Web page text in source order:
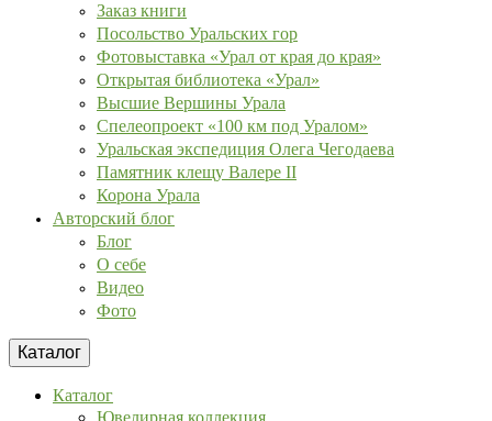
Заказ книги
Посольство Уральских гор
Фотовыставка «Урал от края до края»
Открытая библиотека «Урал»
Высшие Вершины Урала
Спелеопроект «100 км под Уралом»
Уральская экспедиция Олега Чегодаева
Памятник клещу Валере II
Корона Урала
Авторский блог
Блог
О себе
Видео
Фото
Каталог
Каталог
Ювелирная коллекция